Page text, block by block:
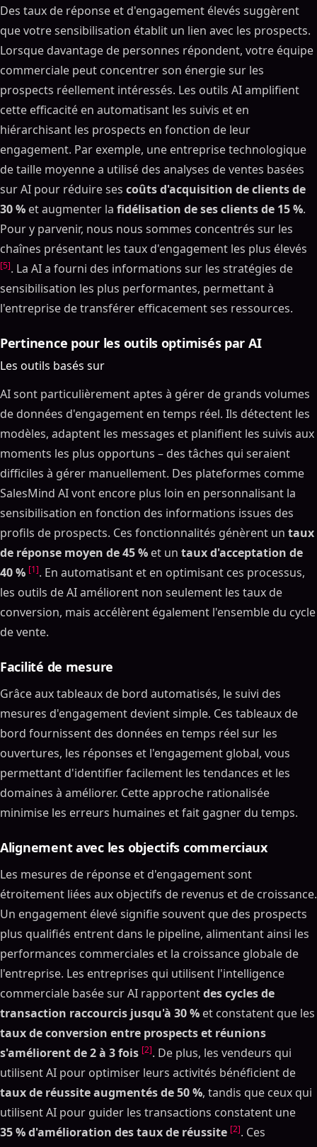
Des taux de réponse et d'engagement élevés suggèrent
que votre sensibilisation établit un lien avec les prospects.
Lorsque davantage de personnes répondent, votre équipe
commerciale peut concentrer son énergie sur les
prospects réellement intéressés. Les outils AI amplifient
cette efficacité en automatisant les suivis et en
hiérarchisant les prospects en fonction de leur
engagement. Par exemple, une entreprise technologique
de taille moyenne a utilisé des analyses de ventes basées
sur AI pour réduire ses coûts d'acquisition de clients de
30 % et augmenter la fidélisation de ses clients de 15 %.
Pour y parvenir, nous nous sommes concentrés sur les
chaînes présentant les taux d'engagement les plus élevés
[5]. La AI a fourni des informations sur les stratégies de
sensibilisation les plus performantes, permettant à
l'entreprise de transférer efficacement ses ressources.
Pertinence pour les outils optimisés par AI
Les outils basés sur
AI sont particulièrement aptes à gérer de grands volumes
de données d'engagement en temps réel. Ils détectent les
modèles, adaptent les messages et planifient les suivis aux
moments les plus opportuns – des tâches qui seraient
difficiles à gérer manuellement. Des plateformes comme
SalesMind AI vont encore plus loin en personnalisant la
sensibilisation en fonction des informations issues des
profils de prospects. Ces fonctionnalités génèrent un taux
de réponse moyen de 45 % et un taux d'acceptation de
40 % [1]. En automatisant et en optimisant ces processus,
les outils de AI améliorent non seulement les taux de
conversion, mais accélèrent également l'ensemble du cycle
de vente.
Facilité de mesure
Grâce aux tableaux de bord automatisés, le suivi des
mesures d'engagement devient simple. Ces tableaux de
bord fournissent des données en temps réel sur les
ouvertures, les réponses et l'engagement global, vous
permettant d'identifier facilement les tendances et les
domaines à améliorer. Cette approche rationalisée
minimise les erreurs humaines et fait gagner du temps.
Alignement avec les objectifs commerciaux
Les mesures de réponse et d'engagement sont
étroitement liées aux objectifs de revenus et de croissance.
Un engagement élevé signifie souvent que des prospects
plus qualifiés entrent dans le pipeline, alimentant ainsi les
performances commerciales et la croissance globale de
l'entreprise. Les entreprises qui utilisent l'intelligence
commerciale basée sur AI rapportentdes cycles de
transaction raccourcis jusqu'à 30 % et constatent que les
taux de conversion entre prospects et réunions
s'améliorent de 2 à 3 fois [2]. De plus, les vendeurs qui
utilisent AI pour optimiser leurs activités bénéficient de
taux de réussite augmentés de 50 %, tandis que ceux qui
utilisent AI pour guider les transactions constatent une
35 % d'amélioration des taux de réussite [2]. Ces